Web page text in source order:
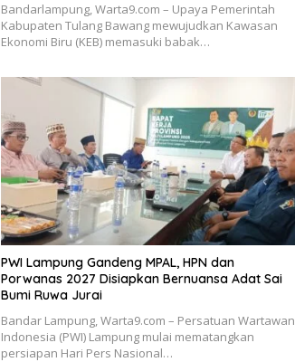
Bandarlampung, Warta9.com – Upaya Pemerintah
Kabupaten Tulang Bawang mewujudkan Kawasan
Ekonomi Biru (KEB) memasuki babak…
PWI Lampung Gandeng MPAL, HPN dan
Porwanas 2027 Disiapkan Bernuansa Adat Sai
Bumi Ruwa Jurai
Bandar Lampung, Warta9.com – Persatuan Wartawan
Indonesia (PWI) Lampung mulai mematangkan
persiapan Hari Pers Nasional…